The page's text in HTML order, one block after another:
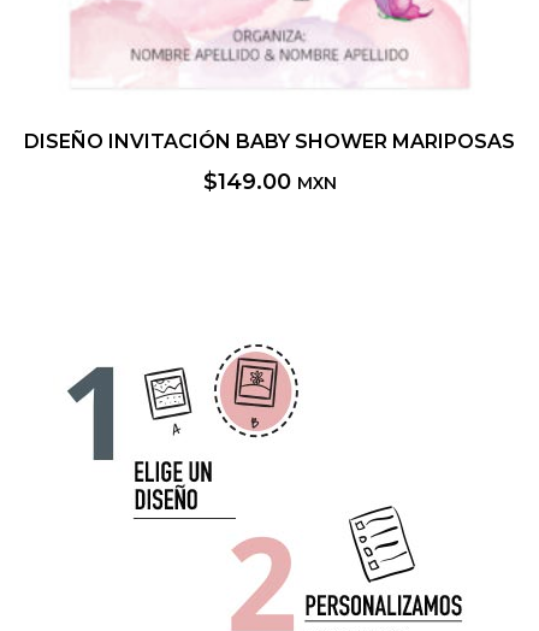
DISEÑO INVITACIÓN BABY SHOWER MARIPOSAS
$149.00 MXN